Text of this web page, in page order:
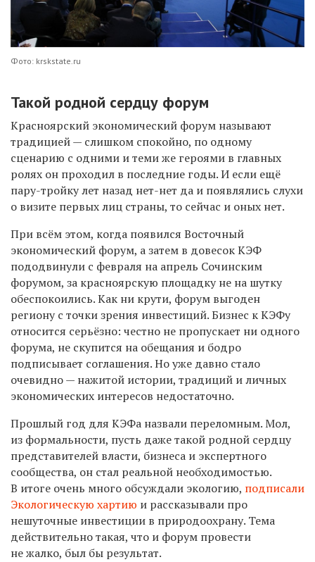
Фото: krskstate.ru
Такой родной сердцу форум
Красноярский экономический форум называют
традицией — слишком спокойно, по одному
сценарию с одними и теми же героями в главных
ролях он проходил в последние годы. И если ещё
пару-тройку лет назад нет-нет да и появлялись слухи
о визите первых лиц страны, то сейчас и оных нет.
При всём этом, когда появился Восточный
экономический форум, а затем в довесок КЭФ
пододвинули с февраля на апрель Сочинским
форумом, за красноярскую площадку не на шутку
обеспокоились. Как ни крути, форум выгоден
региону с точки зрения инвестиций. Бизнес к КЭФу
относится серьёзно: честно не пропускает ни одного
форума, не скупится на обещания и бодро
подписывает соглашения. Но уже давно стало
очевидно — нажитой истории, традиций и личных
экономических интересов недостаточно.
Прошлый год для КЭФа назвали переломным. Мол,
из формальности, пусть даже такой родной сердцу
представителей власти, бизнеса и экспертного
сообщества, он стал реальной необходимостью.
В итоге очень много обсуждали экологию, подписали
Экологическую хартию и рассказывали про
нешуточные инвестиции в природоохрану. Тема
действительно такая, что и форум провести
не жалко, был бы результат.